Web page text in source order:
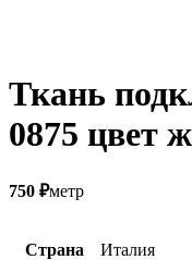
Ткань
0875 цвет
750 ₽метр
Страна Италия